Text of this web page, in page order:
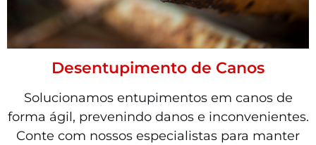
Desentupimento de Canos
Solucionamos entupimentos em canos de
forma ágil, prevenindo danos e inconvenientes.
Conte com nossos especialistas para manter